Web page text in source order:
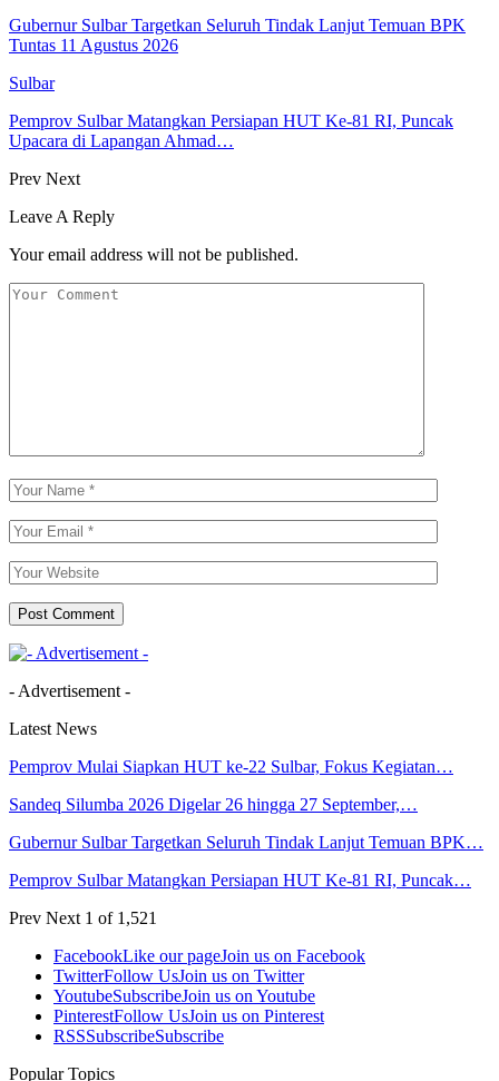
Gubernur Sulbar Targetkan Seluruh Tindak Lanjut Temuan BPK
Tuntas 11 Agustus 2026
Sulbar
Pemprov Sulbar Matangkan Persiapan HUT Ke-81 RI, Puncak
Upacara di Lapangan Ahmad…
Prev Next
Leave A Reply
Your email address will not be published.
- Advertisement -
Latest News
Pemprov Mulai Siapkan HUT ke-22 Sulbar, Fokus Kegiatan…
Sandeq Silumba 2026 Digelar 26 hingga 27 September,…
Gubernur Sulbar Targetkan Seluruh Tindak Lanjut Temuan BPK…
Pemprov Sulbar Matangkan Persiapan HUT Ke-81 RI, Puncak…
Prev Next 1 of 1,521
FacebookLike our pageJoin us on Facebook
TwitterFollow UsJoin us on Twitter
YoutubeSubscribeJoin us on Youtube
PinterestFollow UsJoin us on Pinterest
RSSSubscribeSubscribe
Popular Topics